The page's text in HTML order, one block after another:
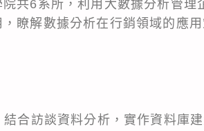
共6系所，利用大數據分析管理
瞭解數據分析在行銷領域的應
合訪談資料分析，實作資料庫